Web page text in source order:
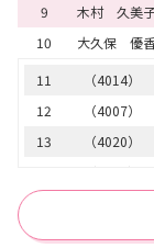
9
木村 久美子
10
大久保 優香
11
（4014）
12
（4007）
13
（4020）